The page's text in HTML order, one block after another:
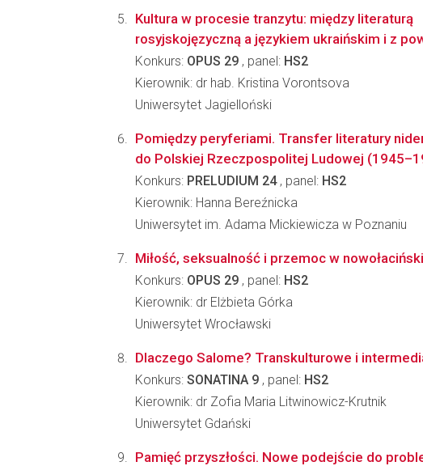
Kultura w procesie tranzytu: między literaturą
rosyjskojęzyczną a językiem ukraińskim i z
Konkurs: OPUS 29 , panel: HS2
Kierownik: dr hab. Kristina Vorontsova
Uniwersytet Jagielloński
Pomiędzy peryferiami. Transfer literatury
do Polskiej Rzeczpospolitej Ludowej
Konkurs: PRELUDIUM 24, panel: HS2
Kierownik: Hanna Bereźnicka
Uniwersytet im. Adama Mickiewicza w Poznaniu
Miłość, seksualność i przemoc w
Konkurs: OPUS 29 , panel: HS2
Kierownik: dr Elżbieta Górka
Uniwersytet Wrocławski
Dlaczego Salome? Transkulturowe i
Konkurs: SONATINA 9 , panel: HS2
Kierownik: dr Zofia Maria Litwinowicz-Krutnik
Uniwersytet Gdański
Pamięć przyszłości. Nowe podejście do